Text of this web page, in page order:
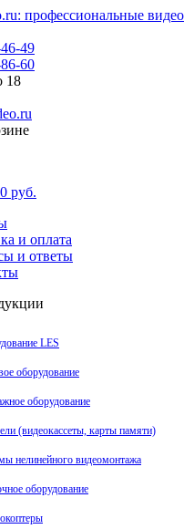
49
60
18
руб.
и оплата
и ответы
LES
оборудование
оборудование
(видеокассеты, карты памяти)
нелинейного видеомонтажа
оборудование